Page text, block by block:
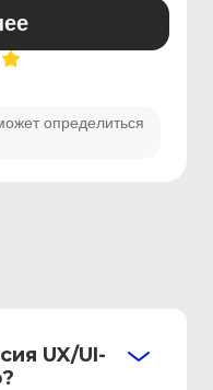
определиться
UX/UI-